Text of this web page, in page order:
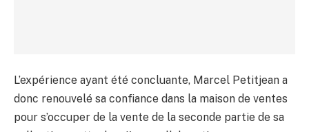
L’expérience ayant été concluante, Marcel Petitjean a
donc renouvelé sa confiance dans la maison de ventes
pour s’occuper de la vente de la seconde partie de sa